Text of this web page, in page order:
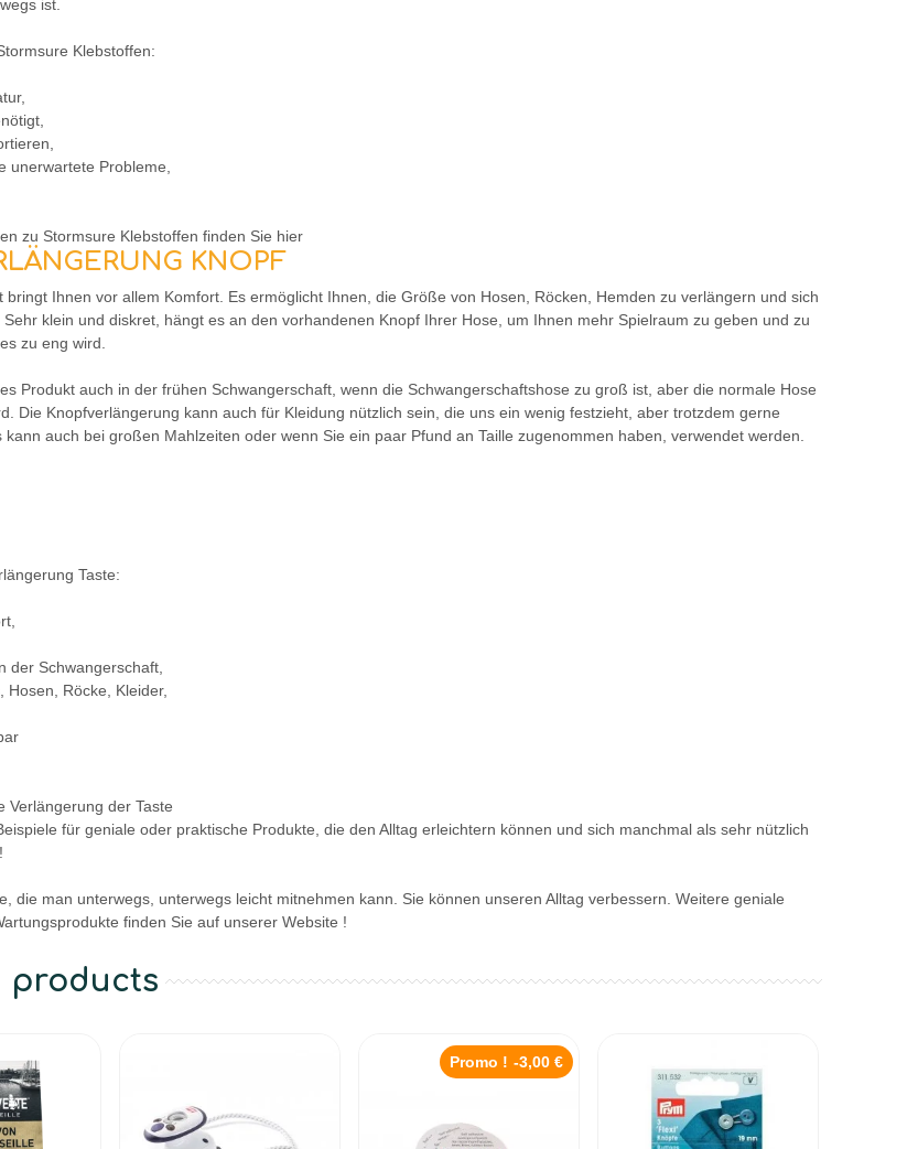
ist.
Klebstoffen:
unerwartete Probleme,
zu Stormsure Klebstoffen finden Sie hier
KNOPF
bringt Ihnen vor allem Komfort. Es ermöglicht Ihnen, die Größe von Hosen, Röcken, Hemden zu verlängern und sich
klein und diskret, hängt es an den vorhandenen Knopf Ihrer Hose, um Ihnen mehr Spielraum zu geben und zu
zu eng wird.
Produkt auch in der frühen Schwangerschaft, wenn die Schwangerschaftshose zu groß ist, aber die normale Hose
Die Knopfverlängerung kann auch für Kleidung nützlich sein, die uns ein wenig festzieht, aber trotzdem gerne
kann auch bei großen Mahlzeiten oder wenn Sie ein paar Pfund an Taille zugenommen haben, verwendet werden.
Taste:
der Schwangerschaft,
Hosen, Röcke, Kleider,
Verlängerung der Taste
für geniale oder praktische Produkte, die den Alltag erleichtern können und sich manchmal als sehr nützlich
die man unterwegs, unterwegs leicht mitnehmen kann. Sie können unseren Alltag verbessern. Weitere geniale
finden Sie auf unserer Website !
products
Promo ! -3,00 €